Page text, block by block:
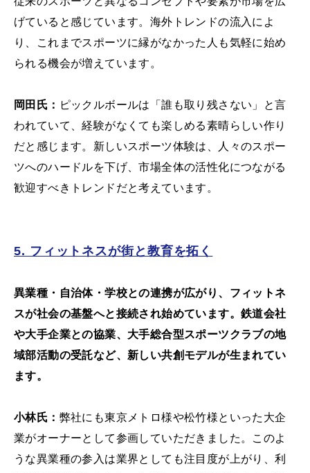
げていると感じています。海外トレンドの流入によ
り、これまでスポーツに縁がなかった人も気軽に始め
られる機会が増えています。
岡田氏： ピックルボールは「誰も取り残さない」と言
われていて、経験がなくても楽しめる素晴らしい作り
だと感じます。新しいスポーツ体験は、人々のスポー
ツへのハードルを下げ、市場全体の活性化につながる
歓迎すべきトレンドだと考えています。
5. フィットネスが街と教育を拓く
異業種・自治体・学校との連携が広がり、フィットネ
スが社会の基盤へと接続され始めています。鉄道会社
や大手企業との協業、大手総合型スポーツクラブの地
域部活動の受託など、新しい共創モデルが生まれてい
ます。
小林氏： 弊社にも東京メトロ様や松竹様といった大企
業がオーナーとして参画していただきました。このよ
うな異業種の参入は業界としても注目度が上がり、利